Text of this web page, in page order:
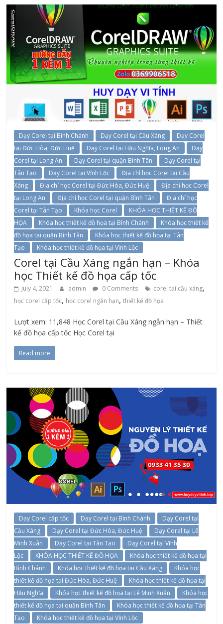
Dạy Corel tại Bình Chánh Dạy Corel tại Cầu Xáng
Dạy Corel
tại Đức Hòa, Đức Huệ
Dạy Corel tại Hậu Nghĩa, Long An
Dạy
Corel tại Long An
Dạy Corel tại quận Bình Tân
Dạy Corel tại
Tân Tạo
Dạy Corel tại Vĩnh Lộc
Địa chỉ học Corel tại Cầu
Xáng
Địa chỉ học Corel tại Đức Hòa, Đức Huệ
Địa chỉ học Corel
tại Long An
Địa chỉ học Corel tại quận Bình Tân
Địa chỉ học
Corel tại Tân Tạo
Khóa học Corel
KHÓA HỌC THIẾT KẾ ĐỒ
HỌA
Khóa học thiết kế đồ họa tại Bình Chánh
Khóa học thiết kế
đồ họa tại quận Bình Tân
Khóa học thiết kế đồ họa tại Tân
Tạo
Khóa học thiết kế đồ họa tại Vĩnh Lộc
Corel tại Cầu Xáng ngắn hạn – Khóa
học Thiết kế đồ họa cấp tốc
July 4, 2021 admin 0 Comments corel tại cầu xáng,
học corel cấp tốc, học corel ngắn hạn,thiết kế đồ họa
Lượt xem: 11,848 Học Corel tại Cầu Xáng ngắn hạn – Thiết
kế đồ họa cấp tốc Học Corel tại
Read more
Dạy Corel cấp tốc Dạy Corel tại Bình Chánh
Dạy Corel tại
Cầu Xáng
Dạy Corel tại Đức Hòa, Đức Huệ
Dạy Corel tại Lê
Minh Xuân
Dạy Corel tại Tân Tạo
Dạy Corel tại Vĩnh
Lộc
KHÓA HỌC THIẾT KẾ ĐỒ HỌA
Khóa học thiết kế đồ họa tại
Bình Chánh
Khóa học thiết kế đồ họa tại Cầu Xáng
Khóa học
thiết kế đồ họa tại Đức Hòa, Đức Huệ
Khóa học thiết kế đồ họa tại
Hậu Nghĩa
Khóa học thiết kế đồ họa tại Lê Minh Xuân
Khóa học
thiết kế đồ họa tại quận Bình Tân
Khóa học thiết kế đồ họa tại Tân
Tạo
Khóa học thiết kế đồ họa tại Vĩnh Lộc